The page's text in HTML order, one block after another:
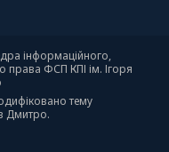
інформаційного,
права ФСП КПІ ім. Ігоря
тему
Дмитро.